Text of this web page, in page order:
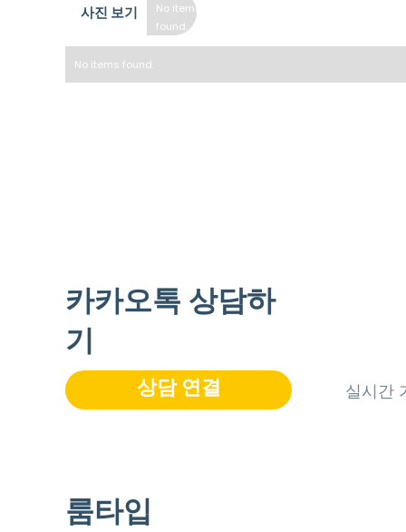
사진 보기
No items
found.
No items found.
카카오톡 상담하
기
상담 연결 실시간
룸타입